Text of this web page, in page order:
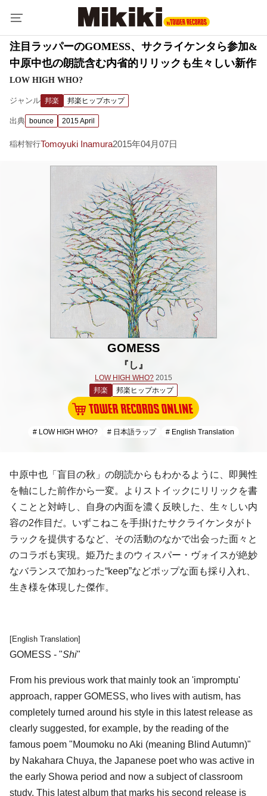
注目ラッパーのGOMESS、サクライケンタら参加&
中原中也の朗読含む内省的リリックも生々しい新作
LOW HIGH WHO?
ジャンル 邦楽 邦楽ヒップホップ
出典 bounce 2015 April
稲村智行Tomoyuki Inamura2015年04月07日
GOMESS
『し』
LOW HIGH WHO? 2015
邦楽
邦楽ヒップホップ
# LOW HIGH WHO? # 日本語ラップ # English Translation
中原中也 「盲目の秋」の朗読からもわかるように、即興性
を軸にした前作から一変。よりストイックにリリックを書
くことと対峙し、自身の内面を濃く反映した、生々しい内
容の2作目だ。 いずこねこ を手掛けたサクライケンタがト
ラックを提供するなど、その活動のなかで出会った面々と
のコラボも実現。 姫乃たま のウィスパー・ヴォイスが絶妙
なバランスで加わった“keep”などポップな面も採り入れ、
生き様を体現した傑作。
[English Translation]
GOMESS - "Shi"
From his previous work that mainly took an 'impromptu'
approach, rapper GOMESS, who lives with autism, has
completely turned around his style in this latest release as
clearly suggested, for example, by the reading of the
famous poem "Moumoku no Aki (meaning Blind Autumn)"
by Nakahara Chuya, the Japanese poet who was active in
the early Showa period and now a subject of classroom
study. This latest album that marks his second release is